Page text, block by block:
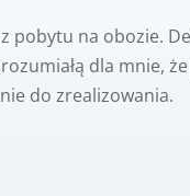
pobytu na obozie.
dla mnie,
do zrealizowania.